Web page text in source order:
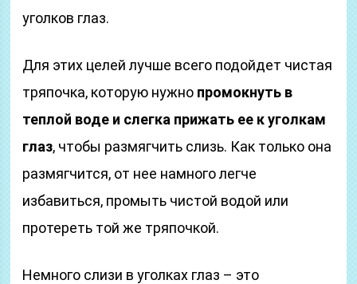
уголков глаз.
Для этих целей лучше всего подойдет чистая
тряпочка, которую нужно промокнуть в
теплой воде и слегка прижать ее к уголкам
глаз, чтобы размягчить слизь. Как только она
размягчится, от нее намного легче
избавиться, промыть чистой водой или
протереть той же тряпочкой.
Немного слизи в уголках глаз – это